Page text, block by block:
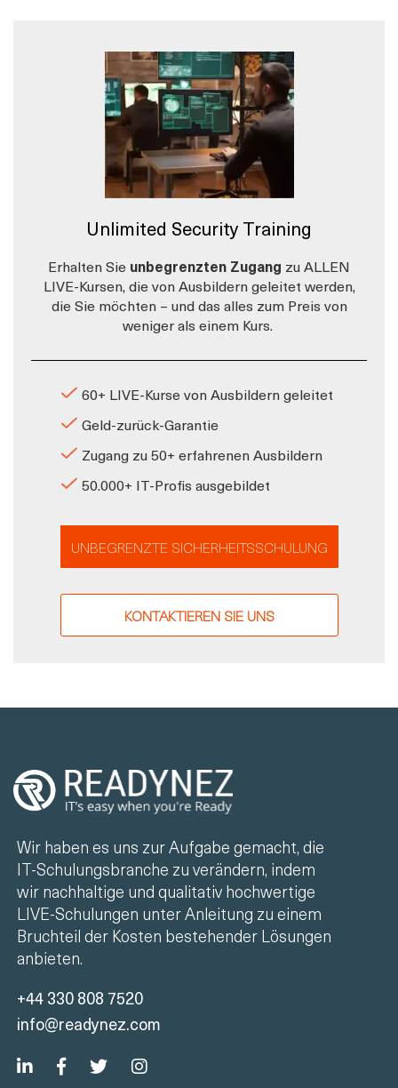
Unlimited Security Training
Erhalten Sie unbegrenzten Zugang zu ALLEN
LIVE-Kursen, die von Ausbildern geleitet werden,
die Sie möchten – und das alles zum Preis von
weniger als einem Kurs.
60+ LIVE-Kurse von Ausbildern geleitet
Geld-zurück-Garantie
Zugang zu 50+ erfahrenen Ausbildern
50.000+ IT-Profis ausgebildet
UNBEGRENZTE SICHERHEITSSCHULUNG
KONTAKTIEREN SIE UNS
Wir haben es uns zur Aufgabe gemacht, die
IT-Schulungsbranche zu verändern, indem
wir nachhaltige und qualitativ hochwertige
LIVE-Schulungen unter Anleitung zu einem
Bruchteil der Kosten bestehender Lösungen
anbieten.
+44 330 808 7520
info@readynez.com